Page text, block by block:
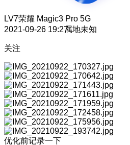
LV7荣耀 Magic3 Pro 5G
2021-09-26 19:27属地未知
关注
优化前记录一下